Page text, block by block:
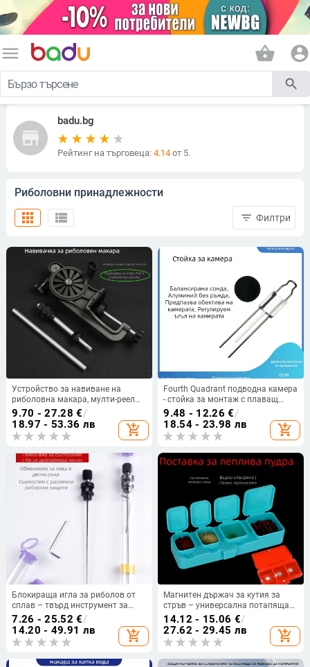
menu shopping_basket account_circle
search
store
badu.bg
Рейтинг на търговеца: 4.14от 5.
Риболовни принадлежности
view_list
apps filter_list Филтри
Устройство за навиване на
риболовна макара, мулти-реел
полуавтоматично навиване,
модел Online device, материал:
найлон
9.70 - 27.28 €/
18.97 - 53.36 лв
add_shopping_cart
Fourth Quadrant подводна камера
- стойка за монтаж с плаващ
дисплей за балансиране
9.48 - 12.26 €/
18.54 - 23.98 лв
add_shopping_cart
Блокираща игла за риболов от
сплав – твърд инструмент за
разкачване; Марка: Fishing reiki;
Материал: сплав
7.26 - 25.52 €/
14.20 - 49.91 лв
add_shopping_cart
Магнитен държач за кутия за
стръв – универсална потапяща
кутия за риболовни куки,
пластмаса, произведено в Китай
14.12 - 15.06 €/
27.62 - 29.45 лв
add_shopping_cart